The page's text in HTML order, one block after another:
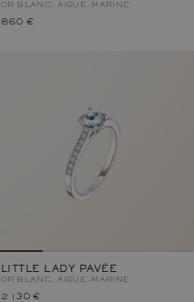
OR BLANC, AIGUE-MARINE
860 €
LITTLE LADY PAVÉE
OR BLANC, AIGUE-MARINE
2 130 €